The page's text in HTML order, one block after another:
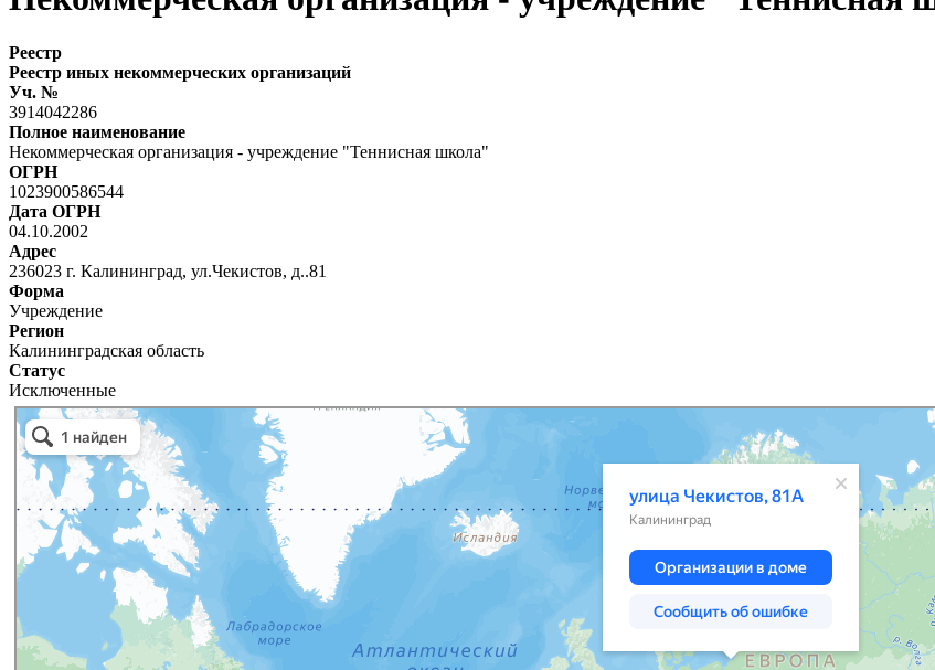
Реестр
Реестр иных некоммерческих организаций
Уч. №
3914042286
Полное наименование
Некоммерческая организация - учреждение "Теннисная школа"
ОГРН
1023900586544
Дата ОГРН
04.10.2002
Адрес
236023 г. Калининград, ул.Чекистов, д..81
Форма
Учреждение
Регион
Калининградская область
Статус
Исключенные